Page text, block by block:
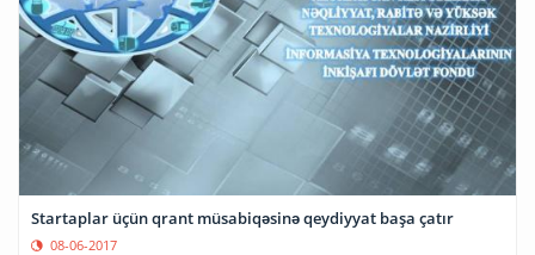
Startaplar üçün qrant müsabiqəsinə qeydiyyat başa çatır
08-06-2017